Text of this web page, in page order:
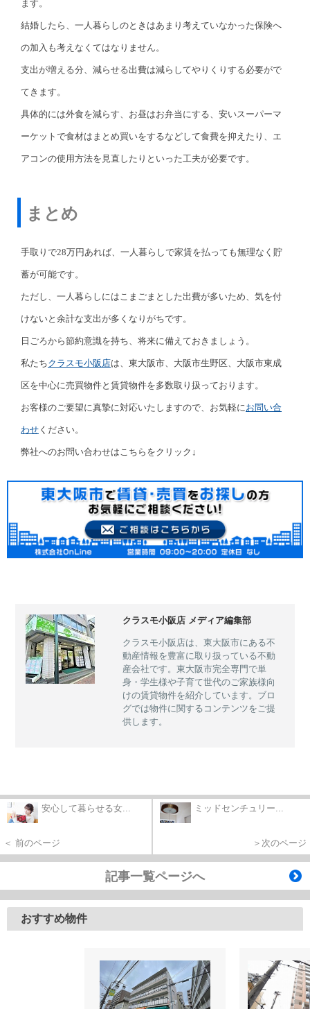
ます。
結婚したら、一人暮らしのときはあまり考えていなかった保険へ
の加入も考えなくてはなりません。
支出が増える分、減らせる出費は減らしてやりくりする必要がで
てきます。
具体的には外食を減らす、お昼はお弁当にする、安いスーパーマ
ーケットで食材はまとめ買いをするなどして食費を抑えたり、エ
アコンの使用方法を見直したりといった工夫が必要です。
まとめ
手取りで28万円あれば、一人暮らしで家賃を払っても無理なく貯
蓄が可能です。
ただし、一人暮らしにはこまごまとした出費が多いため、気を付
けないと余計な支出が多くなりがちです。
日ごろから節約意識を持ち、将来に備えておきましょう。
私たちクラスモ小阪店は、東大阪市、大阪市生野区、大阪市東成
区を中心に売買物件と賃貸物件を多数取り扱っております。
お客様のご要望に真摯に対応いたしますので、お気軽にお問い合
わせ ください。
弊社へのお問い合わせはこちらをクリック↓
クラスモ小阪店 メディア編集部
クラスモ小阪店は、東大阪市にある不
動産情報を豊富に取り扱っている不動
産会社です。東大阪市完全専門で単
身・学生様や子育て世代のご家族様向
けの賃貸物件を紹介しています。ブロ
グでは物件に関するコンテンツをご提
供します。
安心して暮らせる女...
＜ 前のページ
ミッドセンチュリー...
＞次のページ
記事一覧ページへ
おすすめ物件